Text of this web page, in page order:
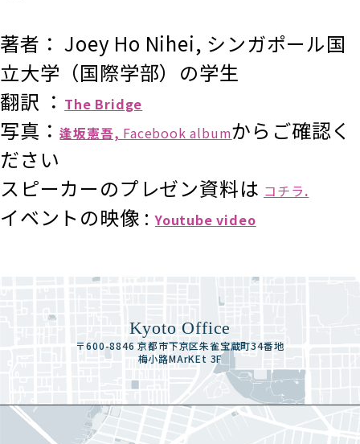
著者： Joey Ho Nihei, シンガポール国
立大学（国際学部）の学生
翻訳 ： The Bridge
写真：逢坂憲吾, Facebook albumからご確認く
ださい
スピーカーのプレゼン資料は コチラ.
イベントの映像 : Youtube video
Kyoto Office
〒600-8846 京都市下京区朱雀宝蔵町34番地
梅小路MArKEt 3F